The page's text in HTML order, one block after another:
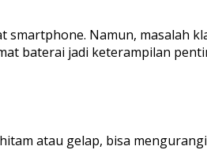
Namun, masalah
baterai jadi keterampilan
atau gelap, bisa